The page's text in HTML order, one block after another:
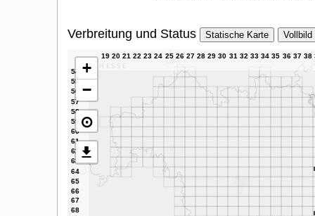
Verbreitung und Status Statische Karte Vollbild
+
−
⊙